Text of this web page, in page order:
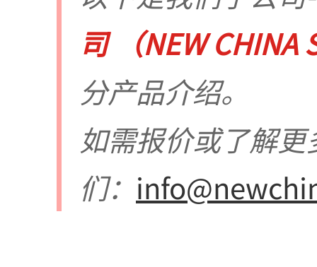
司 （NEW CHINA
分产品介绍。
如需报价或了解
们：